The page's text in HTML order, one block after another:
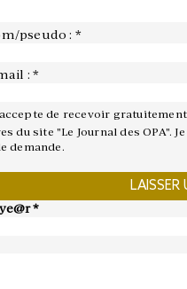
pseudo : *
: *
de recevoir
du site "Le Journal des
demande.
*